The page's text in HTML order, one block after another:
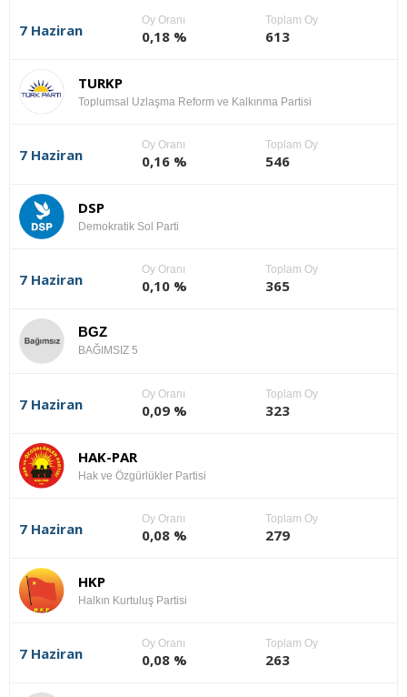
7 Haziran
Oy Oranı
0,18 %
Toplam Oy
613
TURKP
Toplumsal Uzlaşma Reform ve Kalkınma Partisi
7 Haziran
Oy Oranı
0,16 %
Toplam Oy
546
DSP
Demokratik Sol Parti
7 Haziran
Oy Oranı
0,10 %
Toplam Oy
365
BGZ
BAĞIMSIZ 5
7 Haziran
Oy Oranı
0,09 %
Toplam Oy
323
HAK-PAR
Hak ve Özgürlükler Partisi
7 Haziran
Oy Oranı
0,08 %
Toplam Oy
279
HKP
Halkın Kurtuluş Partisi
7 Haziran
Oy Oranı
0,08 %
Toplam Oy
263